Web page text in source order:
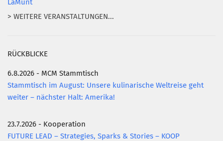
LaMunt
> WEITERE VERANSTALTUNGEN...
RÜCKBLICKE
6.8.2026 - MCM Stammtisch
Stammtisch im August: Unsere kulinarische Weltreise geht
weiter – nächster Halt: Amerika!
23.7.2026 - Kooperation
FUTURE LEAD – Strategies, Sparks & Stories – KOOP